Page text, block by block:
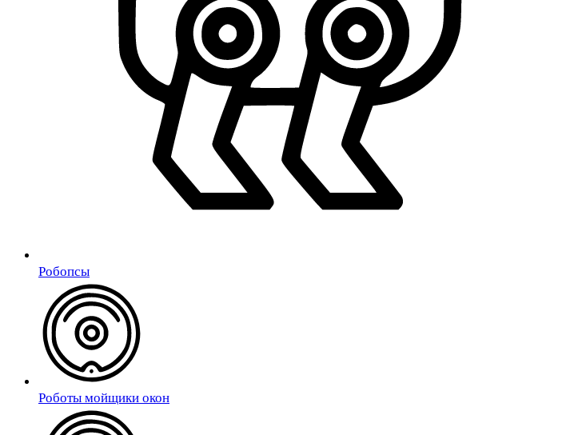
Робопсы
Роботы мойщики окон